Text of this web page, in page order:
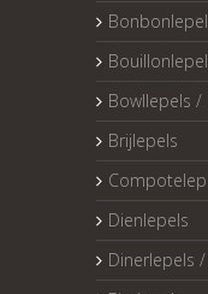
Bowllepels /
Brijlepels
Dienlepels
Dinerlepels